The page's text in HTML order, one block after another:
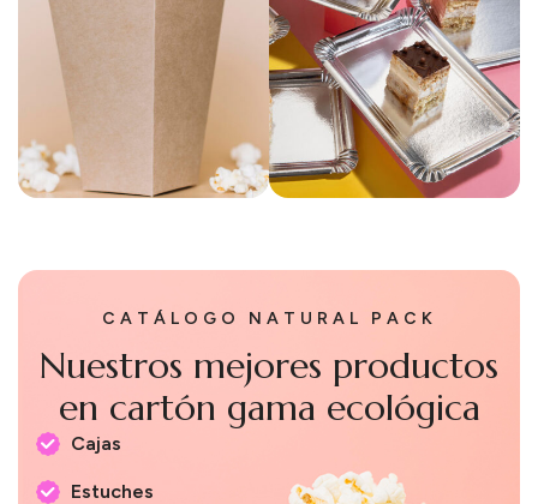
Nuestros mejores productos
en cartón gama ecológica
CATÁLOGO NATURAL PACK
Cajas
Estuches